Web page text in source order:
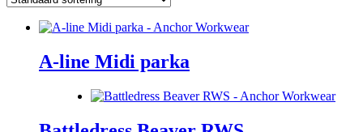
A-line Midi parka